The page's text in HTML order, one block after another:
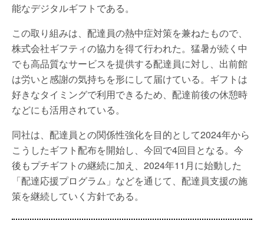
能なデジタルギフトである。
この取り組みは、配達員の熱中症対策を兼ねたもので、
株式会社ギフティの協力を得て行われた。猛暑が続く中
でも高品質なサービスを提供する配達員に対し、出前館
は労いと感謝の気持ちを形にして届けている。ギフトは
好きなタイミングで利用できるため、配達前後の休憩時
などにも活用されている。
同社は、配達員との関係性強化を目的として2024年から
こうしたギフト配布を開始し、今回で4回目となる。今
後もプチギフトの継続に加え、2024年11月に始動した
「配達応援プログラム」などを通じて、配達員支援の施
策を継続していく方針である。